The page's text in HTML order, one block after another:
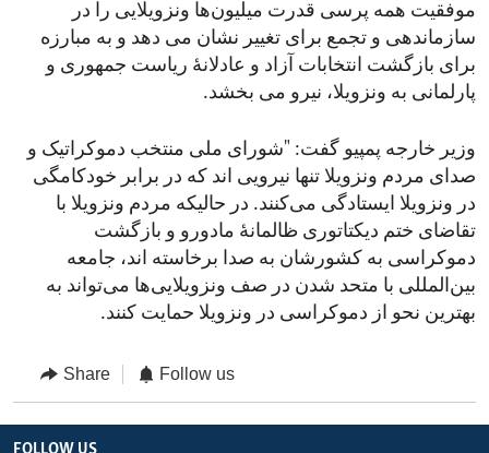
موفقیت همه پرسی قدرت میلیون‌ها ونزویلایی را در
سازماندهی و تجمع برای تغییر نشان می دهد و به مبارزه
برای بازگشت انتخابات آزاد و عادلانۀ ریاست جمهوری و
پارلمانی به ونزویلا، نیرو می بخشد.
وزیر خارجه پمپیو گفت: "شورای ملی منتخب دموکراتیک و
صدای مردم ونزویلا تنها نیرویی اند که در برابر خودکامگی
در ونزویلا ایستادگی می‌کنند. در حالیکه مردم ونزویلا با
تقاضای ختم دیکتاتوری ظالمانۀ مادورو و بازگشت
دموکراسی به کشورشان به صدا برخاسته اند، جامعه
بین‌المللی با متحد شدن در صف ونزویلایی‌ها می‌تواند به
بهترین نحو از دموکراسی در ونزویلا حمایت کنند.
Share Follow us